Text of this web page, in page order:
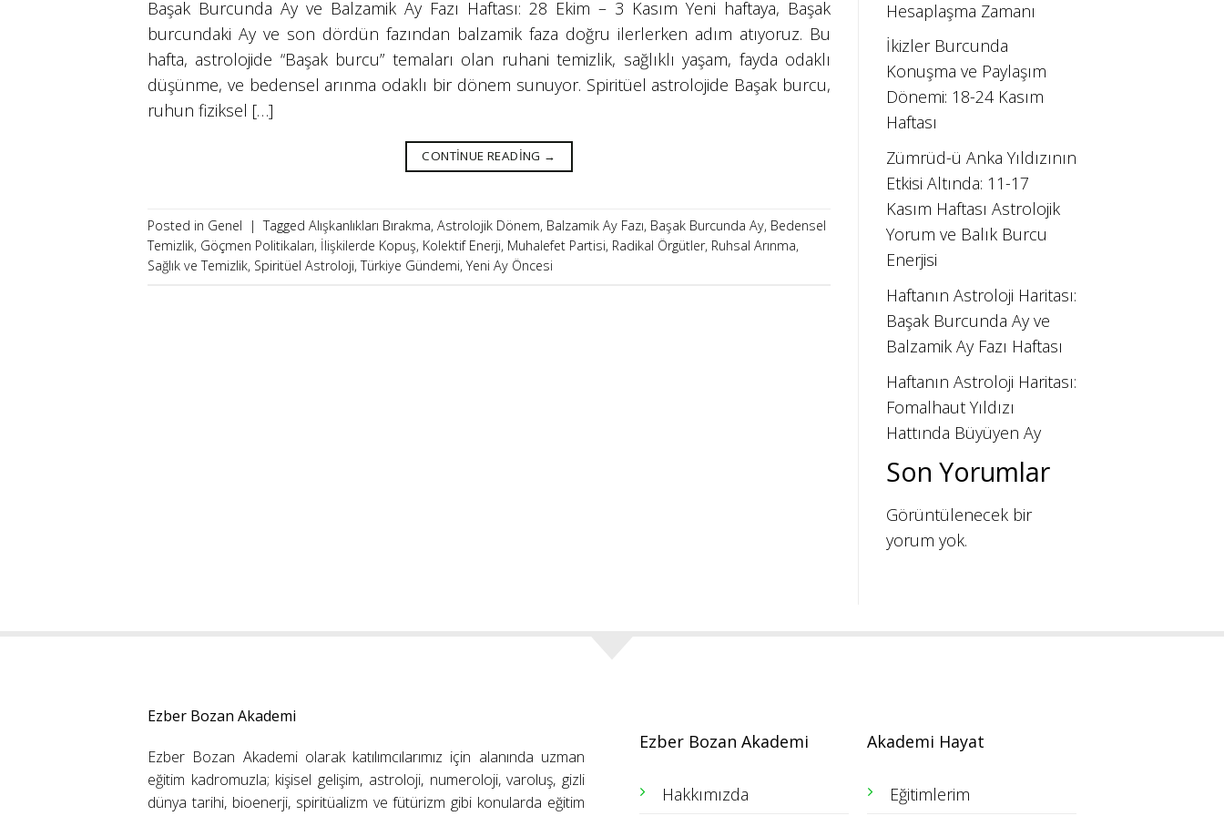
Başak Burcunda Ay ve Balzamik Ay Fazı Haftası: 28 Ekim – 3 Kasım Yeni haftaya, Başak
burcundaki Ay ve son dördün fazından balzamik faza doğru ilerlerken adım atıyoruz. Bu
hafta, astrolojide “Başak burcu” temaları olan ruhani temizlik, sağlıklı yaşam, fayda odaklı
düşünme, ve bedensel arınma odaklı bir dönem sunuyor. Spiritüel astrolojide Başak burcu,
ruhun fiziksel […]
CONTINUE READING →
Posted in Genel | Tagged Alışkanlıkları Bırakma, Astrolojik Dönem, Balzamik Ay Fazı, Başak Burcunda Ay, Bedensel
Temizlik, Göçmen Politikaları, İlişkilerde Kopuş, Kolektif Enerji, Muhalefet Partisi, Radikal Örgütler, Ruhsal Arınma,
Sağlık ve Temizlik, Spiritüel Astroloji,Türkiye Gündemi,Yeni Ay Öncesi
Hesaplaşma Zamanı
İkizler Burcunda
Konuşma ve Paylaşım
Dönemi: 18-24 Kasım
Haftası
Zümrüd-ü Anka Yıldızının
Etkisi Altında: 11-17
Kasım Haftası Astrolojik
Yorum ve Balık Burcu
Enerjisi
Haftanın Astroloji Haritası:
Başak Burcunda Ay ve
Balzamik Ay Fazı Haftası
Haftanın Astroloji Haritası:
Fomalhaut Yıldızı
Hattında Büyüyen Ay
Son Yorumlar
Görüntülenecek bir
yorum yok.
Ezber Bozan Akademi
Ezber Bozan Akademi olarak katılımcılarımız için alanında uzman
eğitim kadromuzla; kişisel gelişim, astroloji, numeroloji, varoluş, gizli
dünya tarihi, bioenerji, spiritüalizm ve fütürizm gibi konularda eğitim
Ezber Bozan Akademi
Hakkımızda
Akademi Hayat
Eğitimlerim